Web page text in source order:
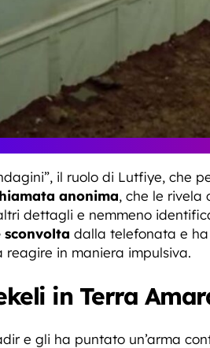
il ruolo di Lutfiye, che
anonima, che le rivela
dettagli e nemmeno
sconvolta dalla telefonata e ha
reagire in maniera impulsiva.
in Terra
e gli ha puntato un’arma